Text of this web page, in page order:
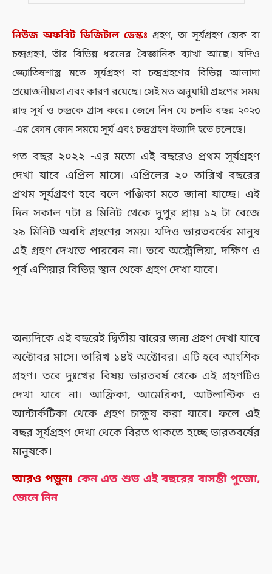
নিউজ অফবিট ডিজিটাল ডেস্কঃ গ্রহণ, তা সূর্যগ্রহণ হোক বা
চন্দ্রগ্রহণ, তাঁর বিভিন্ন ধরনের বৈজ্ঞানিক ব্যাখা আছে। যদিও
জ্যোতিষশাস্ত্র মতে সূর্যগ্রহণ বা চন্দ্রগ্রহণের বিভিন্ন আলাদা
প্রয়োজনীয়তা এবং কারণ রয়েছে। সেই মত অনুযায়ী গ্রহণের সময়
রাহু সূর্য ও চন্দ্রকে গ্রাস করে। জেনে নিন যে চলতি বছর ২০২৩
-এর কোন কোন সময়ে সূর্য এবং চন্দ্রগ্রহণ ইত্যাদি হতে চলেছে।
গত বছর ২০২২ -এর মতো এই বছরেও প্রথম সূর্যগ্রহণ
দেখা যাবে এপ্রিল মাসে। এপ্রিলের ২০ তারিখ বছরের
প্রথম সূর্যগ্রহণ হবে বলে পঞ্জিকা মতে জানা যাচ্ছে। এই
দিন সকাল ৭টা ৪ মিনিট থেকে দুপুর প্রায় ১২ টা বেজে
২৯ মিনিট অবধি গ্রহণের সময়। যদিও ভারতবর্ষের মানুষ
এই গ্রহণ দেখতে পারবেন না। তবে অস্ট্রেলিয়া, দক্ষিণ ও
পূর্ব এশিয়ার বিভিন্ন স্থান থেকে গ্রহণ দেখা যাবে।
অন্যদিকে এই বছরেই দ্বিতীয় বারের জন্য গ্রহণ দেখা যাবে
অক্টোবর মাসে। তারিখ ১৪ই অক্টোবর। এটি হবে আংশিক
গ্রহণ। তবে দুঃখের বিষয় ভারতবর্ষ থেকে এই গ্রহণটিও
দেখা যাবে না। আফ্রিকা, আমেরিকা, আটলান্টিক ও
আন্টার্কটিকা থেকে গ্রহণ চাক্ষুষ করা যাবে। ফলে এই
বছর সূর্যগ্রহণ দেখা থেকে বিরত থাকতে হচ্ছে ভারতবর্ষের
মানুষকে।
আরও পড়ুনঃ কেন এত শুভ এই বছরের বাসন্তী পুজো,
জেনে নিন